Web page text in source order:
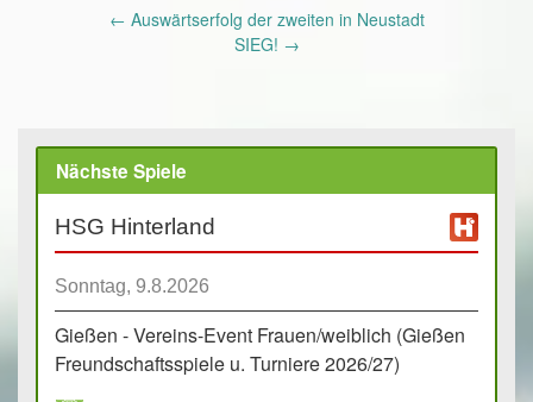
← Auswärtserfolg der zweiten in Neustadt
SIEG! →
Nächste Spiele
HSG Hinterland
Sonntag, 9.8.2026
Gießen - Vereins-Event Frauen/weiblich (Gießen
Freundschaftsspiele u. Turniere 2026/27)